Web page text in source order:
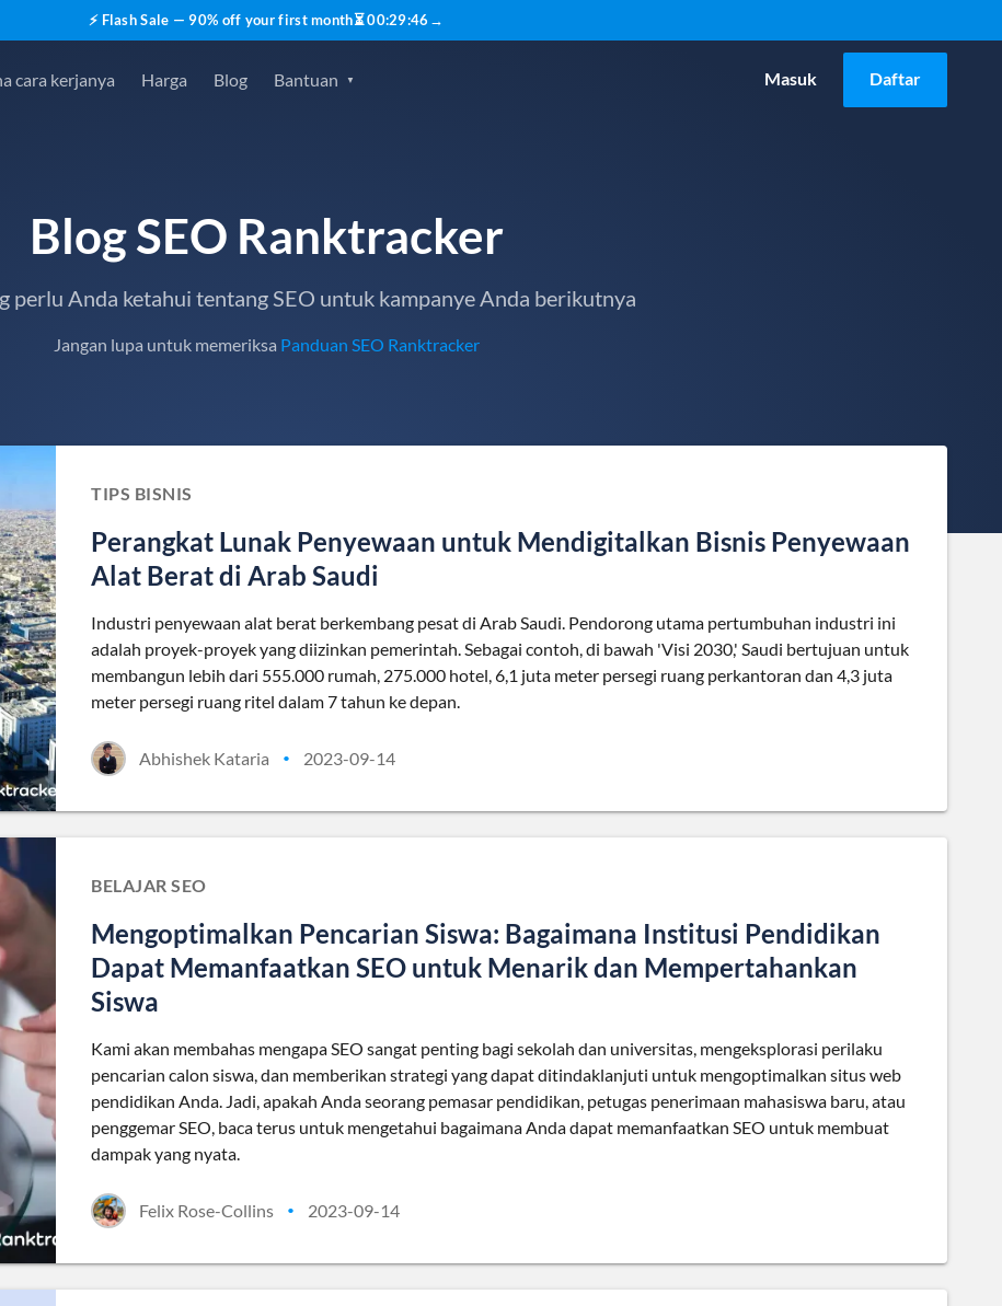
⚡ Flash Sale — 90% off your first month⏳00:29:45 →
cara kerjanya Harga Blog Bantuan Masuk Daftar
Blog SEO Ranktracker
perlu Anda ketahui tentang SEO untuk kampanye Anda berikutnya
Jangan lupa untuk memeriksa Panduan SEO Ranktracker
TIPS BISNIS
Perangkat Lunak Penyewaan untuk Mendigitalkan Bisnis Penyewaan
Alat Berat di Arab Saudi
Industri penyewaan alat berat berkembang pesat di Arab Saudi. Pendorong utama pertumbuhan industri ini
adalah proyek-proyek yang diizinkan pemerintah. Sebagai contoh, di bawah 'Visi 2030,' Saudi bertujuan untuk
membangun lebih dari 555.000 rumah, 275.000 hotel, 6,1 juta meter persegi ruang perkantoran dan 4,3 juta
meter persegi ruang ritel dalam 7 tahun ke depan.
Abhishek Kataria • 2023-09-14
BELAJAR SEO
Mengoptimalkan Pencarian Siswa: Bagaimana Institusi Pendidikan
Dapat Memanfaatkan SEO untuk Menarik dan Mempertahankan
Siswa
Kami akan membahas mengapa SEO sangat penting bagi sekolah dan universitas, mengeksplorasi perilaku
pencarian calon siswa, dan memberikan strategi yang dapat ditindaklanjuti untuk mengoptimalkan situs web
pendidikan Anda. Jadi, apakah Anda seorang pemasar pendidikan, petugas penerimaan mahasiswa baru, atau
penggemar SEO, baca terus untuk mengetahui bagaimana Anda dapat memanfaatkan SEO untuk membuat
dampak yang nyata.
Felix Rose-Collins • 2023-09-14